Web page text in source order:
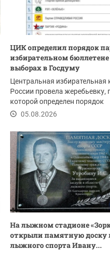
ЦИК определил порядок
избирательном
выборах в Госдуму
Центральная избирательная
России провела жеребьевку,
которой определен порядок
размещения...
05.08.2026
На лыжном стадионе
открыли памятную доску
лыжного спорта Ивану...